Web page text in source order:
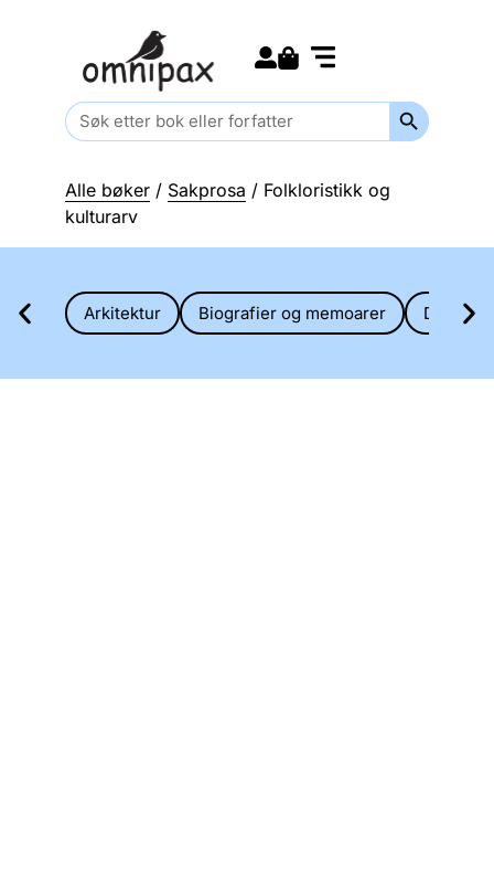
Search
for:
Search
Alle bøker / Sakprosa / Folkloristikk og
kulturarv
Arkitektur Biografier og memoarer Diverse